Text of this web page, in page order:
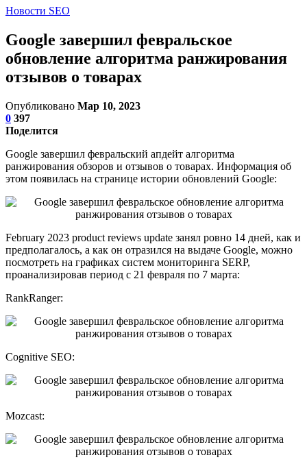
Новости SEO
Google завершил февральское
обновление алгоритма ранжирования
отзывов о товарах
Опубликовано Мар 10, 2023
0 397
Поделится
Google завершил февральский апдейт алгоритма
ранжирования обзоров и отзывов о товарах. Информация об
этом появилась на странице истории обновлений Google:
February 2023 product reviews update занял ровно 14 дней, как и
предполагалось, а как он отразился на выдаче Google, можно
посмотреть на графиках систем мониторинга SERP,
проанализировав период с 21 февраля по 7 марта:
RankRanger:
Cognitive SEO:
Mozcast: